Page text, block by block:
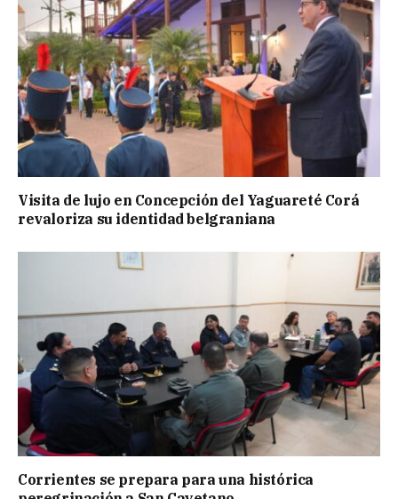
Visita de lujo en Concepción del Yaguareté Corá
revaloriza su identidad belgraniana
Corrientes se prepara para una histórica